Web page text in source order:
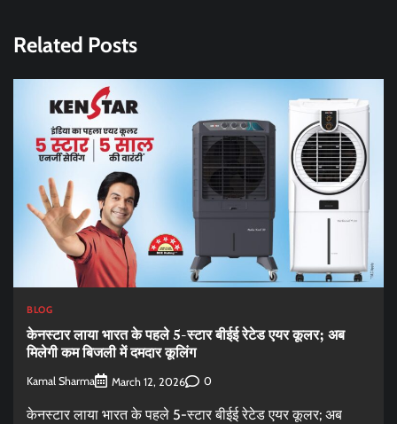
Related Posts
BLOG
केनस्टार लाया भारत के पहले 5-स्टार बीईई रेटेड एयर कूलर; अब
मिलेगी कम बिजली में दमदार कूलिंग
Kamal Sharma March 12, 2026 0
केनस्टार लाया भारत के पहले 5-स्टार बीईई रेटेड एयर कूलर; अब